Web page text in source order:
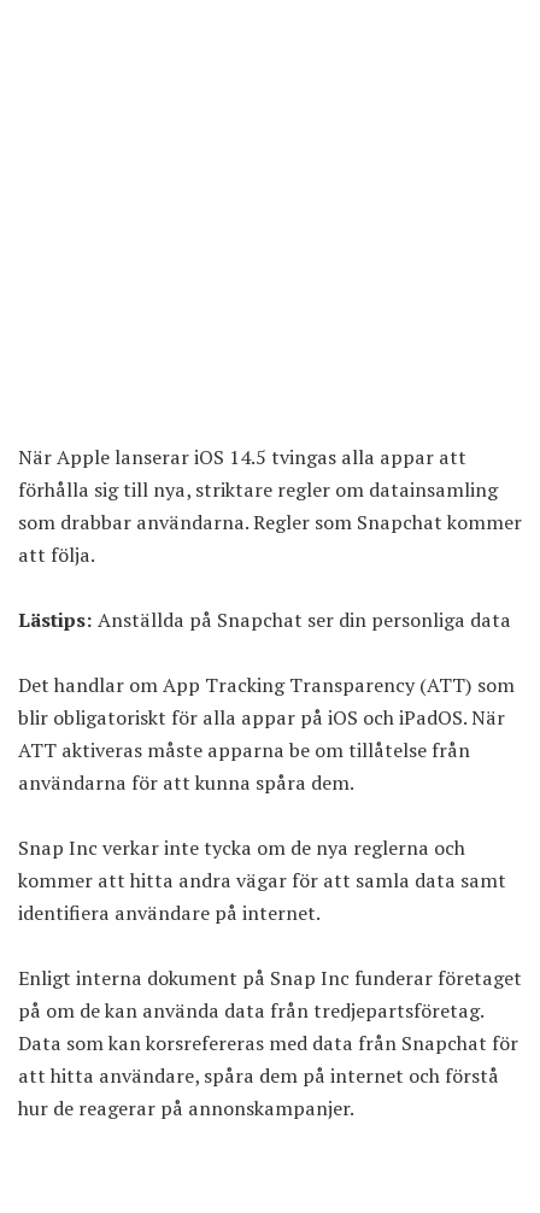
När Apple lanserar iOS 14.5 tvingas alla appar att
förhålla sig till nya, striktare regler om datainsamling
som drabbar användarna. Regler som Snapchat kommer
att följa.
Lästips: Anställda på Snapchat ser din personliga data
Det handlar om App Tracking Transparency (ATT) som
blir obligatoriskt för alla appar på iOS och iPadOS. När
ATT aktiveras måste apparna be om tillåtelse från
användarna för att kunna spåra dem.
Snap Inc verkar inte tycka om de nya reglerna och
kommer att hitta andra vägar för att samla data samt
identifiera användare på internet.
Enligt interna dokument på Snap Inc funderar företaget
på om de kan använda data från tredjepartsföretag.
Data som kan korsrefereras med data från Snapchat för
att hitta användare, spåra dem på internet och förstå
hur de reagerar på annonskampanjer.